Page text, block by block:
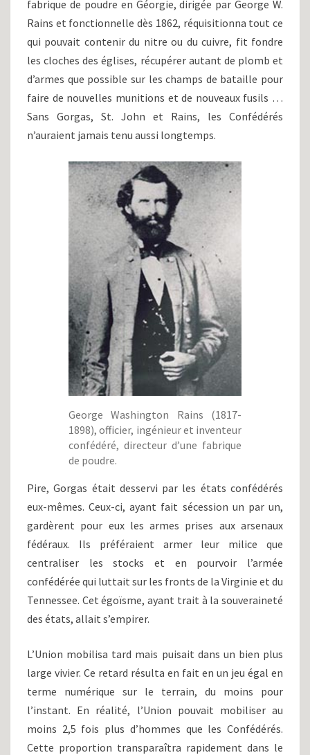
fabrique de poudre en Géorgie, dirigée par George W.
Rains et fonctionnelle dès 1862, réquisitionna tout ce
qui pouvait contenir du nitre ou du cuivre, fit fondre
les cloches des églises, récupérer autant de plomb et
d’armes que possible sur les champs de bataille pour
faire de nouvelles munitions et de nouveaux fusils …
Sans Gorgas, St. John et Rains, les Confédérés
n’auraient jamais tenu aussi longtemps.
George Washington Rains (1817-
1898), officier, ingénieur et inventeur
confédéré, directeur d’une fabrique
de poudre.
Pire, Gorgas était desservi par les états confédérés
eux-mêmes. Ceux-ci, ayant fait sécession un par un,
gardèrent pour eux les armes prises aux arsenaux
fédéraux. Ils préféraient armer leur milice que
centraliser les stocks et en pourvoir l’armée
confédérée qui luttait sur les fronts de la Virginie et du
Tennessee. Cet égoïsme, ayant trait à la souveraineté
des états, allait s’empirer.
L’Union mobilisa tard mais puisait dans un bien plus
large vivier. Ce retard résulta en fait en un jeu égal en
terme numérique sur le terrain, du moins pour
l’instant. En réalité, l’Union pouvait mobiliser au
moins 2,5 fois plus d’hommes que les Confédérés.
Cette proportion transparaîtra rapidement dans le